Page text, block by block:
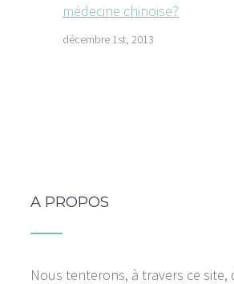
médecine chinoise?
décembre 1st, 2013
A PROPOS
Nous tenterons, à travers ce site,